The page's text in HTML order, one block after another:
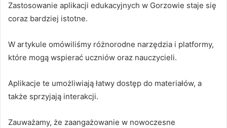
Zastosowanie aplikacji edukacyjnych w Gorzowie staje się
coraz bardziej istotne.
W artykule omówiliśmy różnorodne narzędzia i platformy,
które mogą wspierać uczniów oraz nauczycieli.
Aplikacje te umożliwiają łatwy dostęp do materiałów, a
także sprzyjają interakcji.
Zauważamy, że zaangażowanie w nowoczesne